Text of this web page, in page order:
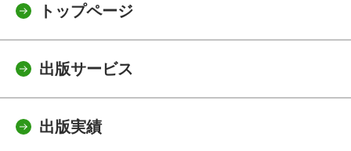
トップページ
出版サービス
出版実績